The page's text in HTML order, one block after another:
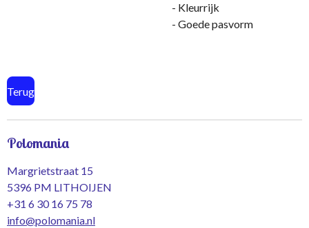
- Kleurrijk
- Goede pasvorm
Terug
Polomania
Margrietstraat 15
5396 PM LITHOIJEN
+31 6 30 16 75 78
info@polomania.nl